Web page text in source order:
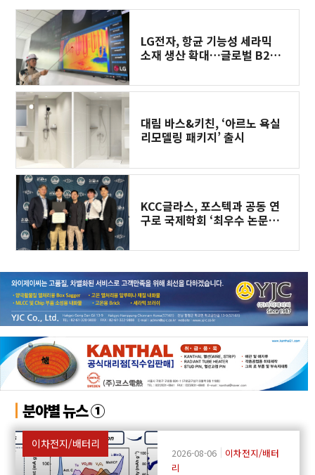
LG전자, 항균 기능성 세라믹
소재 생산 확대…글로벌 B2B
대림 바스&키친, ‘아르노 욕실
리모델링 패키지’ 출시
KCC글라스, 포스텍과 공동 연
구로 국제학회 ‘최우수 논문상’
분야별 뉴스 ①
이차전지/배터리
2026-08-06
이차전지/배터
리